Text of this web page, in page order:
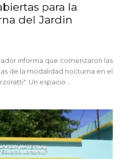
para la
del Jardin
informa que comenzaron las
de la modalidad nocturna en el
Un espacio...